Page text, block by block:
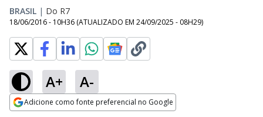
BRASIL | Do R7
18/06/2016 - 10H36 (ATUALIZADO EM 24/09/2025 - 08H29)
A+ A-
Adicione como fonte preferencial no Google